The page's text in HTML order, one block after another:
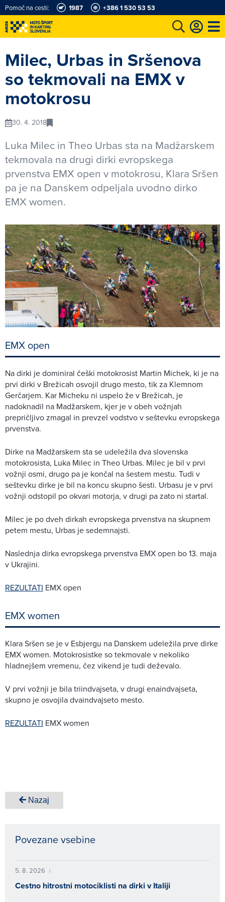
Pomoč na cesti: 1987 +386 1 530 53 53
Milec, Urbas in Sršenova
so tekmovali na EMX v
motokrosu
30. 4. 2018
Luka Milec in Theo Urbas sta na Madžarskem
tekmovala na drugi dirki evropskega
prvenstva EMX open v motokrosu, Klara Sršen
pa je na Danskem odpeljala uvodno dirko
EMX women.
EMX open
Na dirki je dominiral češki motokrosist Martin Michek, ki je na
prvi dirki v Brežicah osvojil drugo mesto, tik za Klemnom
Gerčarjem. Kar Micheku ni uspelo že v Brežicah, je
nadoknadil na Madžarskem, kjer je v obeh vožnjah
prepričljivo zmagal in prevzel vodstvo v seštevku evropskega
prvenstva.
Dirke na Madžarskem sta se udeležila dva slovenska
motokrosista, Luka Milec in Theo Urbas. Milec je bil v prvi
vožnji osmi, drugo pa je končal na šestem mestu. Tudi v
seštevku dirke je bil na koncu skupno šesti. Urbasu je v prvi
vožnji odstopil po okvari motorja, v drugi pa zato ni startal.
Milec je po dveh dirkah evropskega prvenstva na skupnem
petem mestu, Urbas je sedemnajsti.
Naslednja dirka evropskega prvenstva EMX open bo 13. maja
v Ukrajini.
REZULTATI EMX open
EMX women
Klara Sršen se je v Esbjergu na Danskem udeležila prve dirke
EMX women. Motokrosistke so tekmovale v nekoliko
hladnejšem vremenu, čez vikend je tudi deževalo.
V prvi vožnji je bila triindvajseta, v drugi enaindvajseta,
skupno je osvojila dvaindvajseto mesto.
REZULTATI EMX women
Nazaj
Povezane vsebine
5. 8. 2026 |
Cestno hitrostni motociklisti na dirki v Italiji